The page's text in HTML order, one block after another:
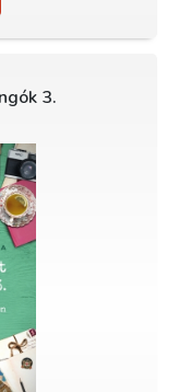
3.